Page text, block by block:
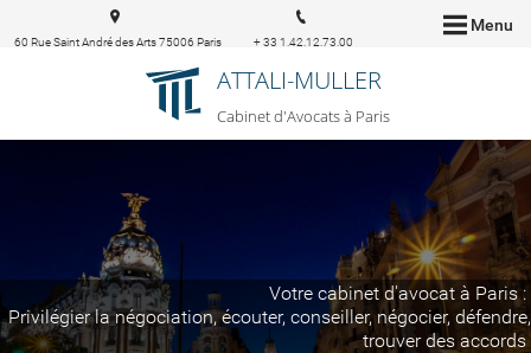
Menu
ATTALI-MULLER
Cabinet d'Avocats à Paris
60 Rue Saint André des Arts 75006 Paris + 33 1.42.12.73.00
Votre cabinet d'avocat à Paris :
Privilégier la négociation, écouter, conseiller, négocier, défendre,
trouver des accords